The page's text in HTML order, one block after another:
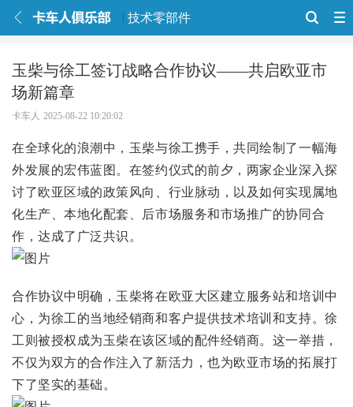
技术零部件
玉柴与徐工签订战略合作协议——共启欧亚市
场新篇章
卡车人 2025-08-22 10:20:02
在全球化的浪潮中，玉柴与徐工携手，共同绘制了一幅海
外发展的宏伟蓝图。在签约仪式的前夕，两家企业深入探
讨了欧亚区域的政策风向、行业脉动，以及如何实现属地
化生产、本地化配套、后市场服务和市场推广的协同合
作，达成了广泛共识。
合作协议中明确，玉柴将在欧亚大区建立服务站和培训中
心，为徐工的当地经销商和客户提供技术培训和支持。徐
工则被授权成为玉柴在该区域的配件经销商。这一举措，
不仅为双方的合作注入了新活力，也为欧亚市场的拓展打
下了坚实的基础。